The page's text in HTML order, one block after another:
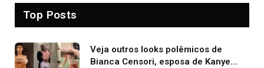
Top Posts
Veja outros looks polêmicos de
Bianca Censori, esposa de Kanye